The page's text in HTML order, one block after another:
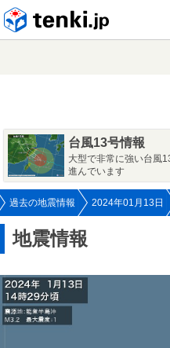
台風13号情報
大型で非常に強い台風
進んでいます
過去の地震情報 2024年01月13日
地震情報